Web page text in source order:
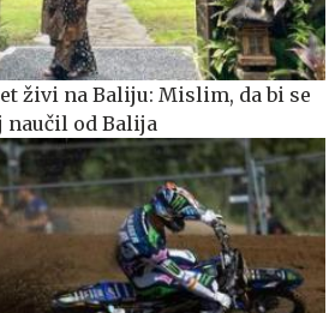
živi na Baliju: Mislim, da bi se
naučil od Balija